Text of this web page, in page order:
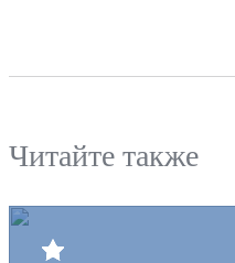
Читайте также
Клуб